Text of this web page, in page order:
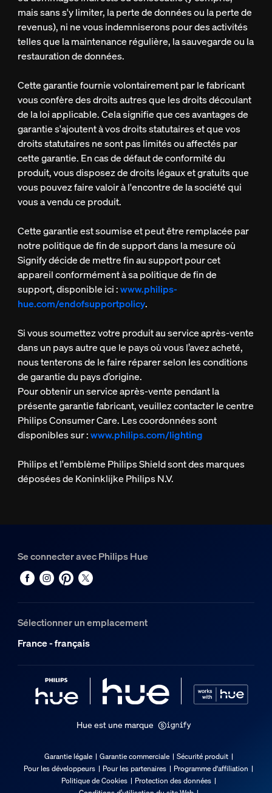
mais sans s'y limiter, la perte de données ou la perte de
revenus), ni ne vous indemniserons pour des activités
telles que la maintenance régulière, la sauvegarde ou la
restauration de données.
Cette garantie fournie volontairement par le fabricant
vous confère des droits autres que les droits découlant
de la loi applicable. Cela signifie que ces avantages de
garantie s'ajoutent à vos droits statutaires et que vos
droits statutaires ne sont pas limités ou affectés par
cette garantie. En cas de défaut de conformité du
produit, vous disposez de droits légaux et gratuits que
vous pouvez faire valoir à l'encontre de la société qui
vous a vendu ce produit.
Cette garantie est soumise et peut être remplacée par
notre politique de fin de support dans la mesure où
Signify décide de mettre fin au support pour cet
appareil conformément à sa politique de fin de
support, disponible ici :www.philips-
hue.com/endofsupportpolicy.
Si vous soumettez votre produit au service après-vente
dans un pays autre que le pays où vous l’avez acheté,
nous tenterons de le faire réparer selon les conditions
de garantie du pays d’origine.
Pour obtenir un service après-vente pendant la
présente garantie fabricant, veuillez contacter le centre
Philips Consumer Care. Les coordonnées sont
disponibles sur :www.philips.com/lighting
Philips et l'emblème Philips Shield sont des marques
déposées de Koninklijke Philips N.V.
Se connecter avec Philips Hue
Sélectionner un emplacement
France - français
Hue est une marque
Garantie légale Garantie commerciale
Sécurité produit
Pour les développeurs
Pour les partenaires
Programme d'affiliation
Politique de Cookies
Protection des données